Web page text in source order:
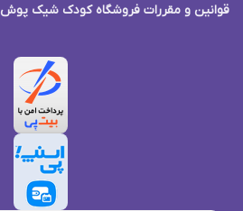
قوانین و مقررات فروشگاه کودک شیک پوش